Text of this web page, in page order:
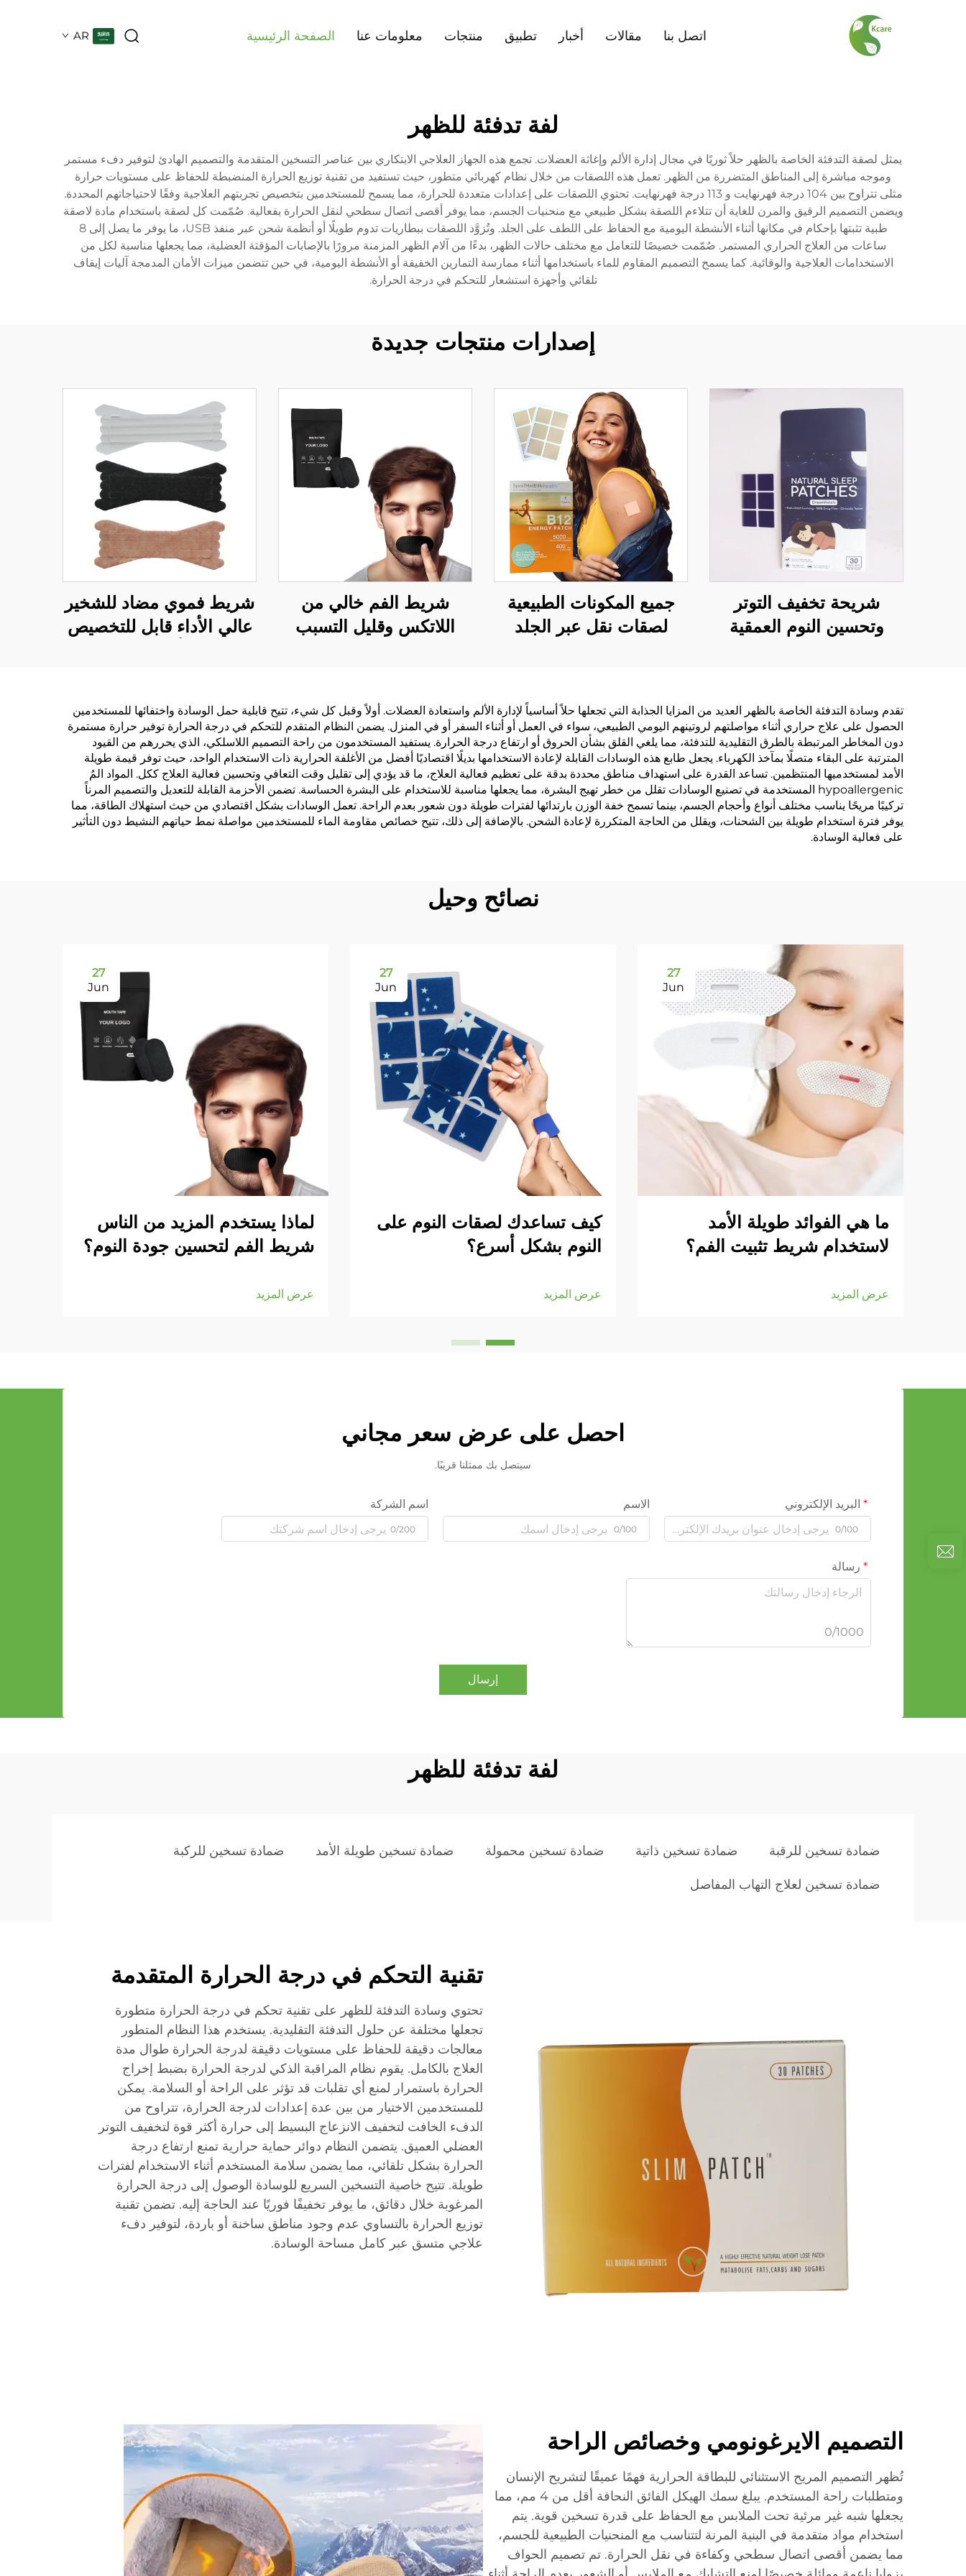
الصفحة الرئيسية معلومات عنا منتجات تطبيق أخبار مقالات اتصل بنا AR
لفة تدفئة للظهر
يمثل لصقة التدفئة الخاصة بالظهر حلاً ثوريًا في مجال إدارة الألم وإغاثة العضلات. تجمع هذه الجهاز العلاجي الابتكاري بين عناصر التسخين المتقدمة والتصميم الهادئ لتوفير دفء مستمر
وموجه مباشرة إلى المناطق المتضررة من الظهر. تعمل هذه اللصقات من خلال نظام كهربائي متطور، حيث تستفيد من تقنية توزيع الحرارة المنضبطة للحفاظ على مستويات حرارة
مثلى تتراوح بين 104 درجة فهرنهايت و 113 درجة فهرنهايت. تحتوي اللصقات على إعدادات متعددة للحرارة، مما يسمح للمستخدمين بتخصيص تجربتهم العلاجية وفقًا لاحتياجاتهم المحددة.
ويضمن التصميم الرقيق والمرن للغاية أن تتلاءم اللصقة بشكل طبيعي مع منحنيات الجسم، مما يوفر أقصى اتصال سطحي لنقل الحرارة بفعالية. صُمّمت كل لصقة باستخدام مادة لاصقة
طبية تثبتها بإحكام في مكانها أثناء الأنشطة اليومية مع الحفاظ على اللطف على الجلد. وتُزوَّد اللصقات ببطاريات تدوم طويلًا أو أنظمة شحن عبر منفذ USB، ما يوفر ما يصل إلى 8
ساعات من العلاج الحراري المستمر. صُمّمت خصيصًا للتعامل مع مختلف حالات الظهر، بدءًا من آلام الظهر المزمنة مرورًا بالإصابات المؤقتة العضلية، مما يجعلها مناسبة لكل من
الاستخدامات العلاجية والوقائية. كما يسمح التصميم المقاوم للماء باستخدامها أثناء ممارسة التمارين الخفيفة أو الأنشطة اليومية، في حين تتضمن ميزات الأمان المدمجة آليات إيقاف
تلقائي وأجهزة استشعار للتحكم في درجة الحرارة.
إصدارات منتجات جديدة
شريحة تخفيف التوتر
وتحسين النوم العمقية
جميع المكونات الطبيعية
لصقات نقل عبر الجلد
لصباح أفضل
شريط الفم خالي من
اللاتكس وقليل التسبب
لتنفس أنف أفضل
شريط فموي مضاد للشخير
عالي الأداء قابل للتخصيص
الصحية
تقدم وسادة التدفئة الخاصة بالظهر العديد من المزايا الجذابة التي تجعلها حلاً أساسياً لإدارة الألم واستعادة العضلات. أولاً وقبل كل شيء، تتيح قابلية حمل الوسادة واختفائها للمستخدمين
الحصول على علاج حراري أثناء مواصلتهم لروتينهم اليومي الطبيعي، سواء في العمل أو أثناء السفر أو في المنزل. يضمن النظام المتقدم للتحكم في درجة الحرارة توفير حرارة مستمرة
دون المخاطر المرتبطة بالطرق التقليدية للتدفئة، مما يلغي القلق بشأن الحروق أو ارتفاع درجة الحرارة. يستفيد المستخدمون من راحة التصميم اللاسلكي، الذي يحررهم من القيود
المترتبة على البقاء متصلًا بمآخذ الكهرباء. يجعل طابع هذه الوسادات القابلة لإعادة الاستخدامها بديلًا اقتصاديًا أفضل من الأغلفة الحرارية ذات الاستخدام الواحد، حيث توفر قيمة طويلة
الأمد لمستخدميها المنتظمين. تساعد القدرة على استهداف مناطق محددة بدقة على تعظيم فعالية العلاج، ما قد يؤدي إلى تقليل وقت التعافي وتحسين فعالية العلاج ككل. المواد المُ
hypoallergenic المستخدمة في تصنيع الوسادات تقلل من خطر تهيج البشرة، مما يجعلها مناسبة للاستخدام على البشرة الحساسة. تضمن الأحزمة القابلة للتعديل والتصميم المرناً
تركيبًا مريحًا يناسب مختلف أنواع وأحجام الجسم، بينما تسمح خفة الوزن بارتدائها لفترات طويلة دون شعور بعدم الراحة. تعمل الوسادات بشكل اقتصادي من حيث استهلاك الطاقة، مما
يوفر فترة استخدام طويلة بين الشحنات، ويقلل من الحاجة المتكررة لإعادة الشحن. بالإضافة إلى ذلك، تتيح خصائص مقاومة الماء للمستخدمين مواصلة نمط حياتهم النشيط دون التأثير
على فعالية الوسادة.
نصائح وحيل
27
Jun
ما هي الفوائد طويلة الأمد
لاستخدام شريط تثبيت الفم؟
عرض المزيد
27
Jun
كيف تساعدك لصقات النوم على
النوم بشكل أسرع؟
عرض المزيد
27
Jun
لماذا يستخدم المزيد من الناس
شريط الفم لتحسين جودة النوم؟
عرض المزيد
احصل على عرض سعر مجاني
سيتصل بك ممثلنا قريبًا.
البريد الإلكتروني
0/100
الاسم
0/100
اسم الشركة
0/200
رسالة
0/1000
إرسال
لفة تدفئة للظهر
ضمادة تسخين للرقبة ضمادة تسخين ذاتية ضمادة تسخين محمولة ضمادة تسخين طويلة الأمد ضمادة تسخين للركبة
ضمادة تسخين لعلاج التهاب المفاصل
تقنية التحكم في درجة الحرارة المتقدمة
تحتوي وسادة التدفئة للظهر على تقنية تحكم في درجة الحرارة متطورة
تجعلها مختلفة عن حلول التدفئة التقليدية. يستخدم هذا النظام المتطور
معالجات دقيقة للحفاظ على مستويات دقيقة لدرجة الحرارة طوال مدة
العلاج بالكامل. يقوم نظام المراقبة الذكي لدرجة الحرارة بضبط إخراج
الحرارة باستمرار لمنع أي تقلبات قد تؤثر على الراحة أو السلامة. يمكن
للمستخدمين الاختيار من بين عدة إعدادات لدرجة الحرارة، تتراوح من
الدفء الخافت لتخفيف الانزعاج البسيط إلى حرارة أكثر قوة لتخفيف التوتر
العضلي العميق. يتضمن النظام دوائر حماية حرارية تمنع ارتفاع درجة
الحرارة بشكل تلقائي، مما يضمن سلامة المستخدم أثناء الاستخدام لفترات
طويلة. تتيح خاصية التسخين السريع للوسادة الوصول إلى درجة الحرارة
المرغوبة خلال دقائق، ما يوفر تخفيفًا فوريًا عند الحاجة إليه. تضمن تقنية
توزيع الحرارة بالتساوي عدم وجود مناطق ساخنة أو باردة، لتوفير دفء
علاجي متسق عبر كامل مساحة الوسادة.
التصميم الايرغونومي وخصائص الراحة
تُظهر التصميم المريح الاستثنائي للبطاقة الحرارية فهمًا عميقًا لتشريح الإنسان
ومتطلبات راحة المستخدم. يبلغ سمك الهيكل الفائق النحافة أقل من 4 مم، مما
يجعلها شبه غير مرئية تحت الملابس مع الحفاظ على قدرة تسخين قوية. يتم
استخدام مواد متقدمة في البنية المرنة لتتناسب مع المنحنيات الطبيعية للجسم،
مما يضمن أقصى اتصال سطحي وكفاءة في نقل الحرارة. تم تصميم الحواف